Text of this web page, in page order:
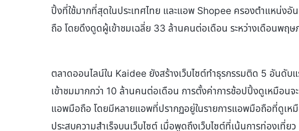
ปิ้งที่ใช้มากที่สุดในประเทศไทย และแอพ Shopee ครองตำแหน่งอั
ถือ โดยดึงดูดผู้เข้าชมเฉลี่ย 33 ล้านคนต่อเดือน ระหว่างเดือนพฤ
ตลาดออนไลน์ใน Kaidee ยังสร้างเว็บไซต์ทำธุรกรรมติด 5 อันดับ
เข้าชมมากกว่า 10 ล้านคนต่อเดือน การตั้งค่าการช้อปปิ้งดูเหมือนจ
แอพมือถือ โดยมีหลายแอพที่ปรากฏอยู่ในรายการแอพมือถือที่ดูเหมื
ประสบความสำเร็จบนเว็บไซต์ เมื่อพูดถึงเว็บไซต์ที่เน้นการท่องเที่